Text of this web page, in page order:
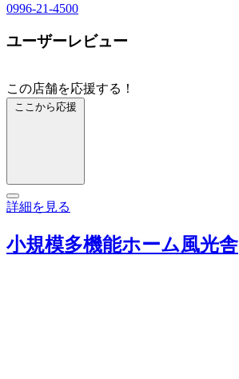
0996-21-4500
ユーザーレビュー
この店舗を応援する！
ここから応援
詳細を見る
小規模多機能ホーム風光舎